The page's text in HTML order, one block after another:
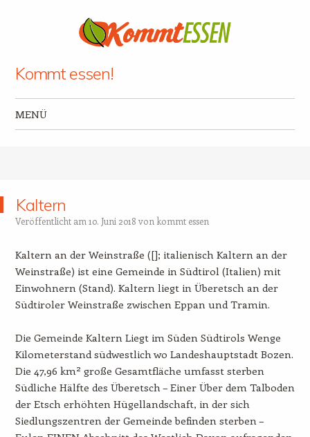
Kommt essen!
MENÜ
Kaltern
Veröffentlicht am 10. Juni 2018 von kommt essen
Kaltern an der Weinstraße ([]; italienisch Kaltern an der
Weinstraße) ist eine Gemeinde in Südtirol (Italien) mit
Einwohnern (Stand). Kaltern liegt in Überetsch an der
Südtiroler Weinstraße zwischen Eppan und Tramin.
Die Gemeinde Kaltern Liegt im Süden Südtirols Wenge
Kilometerstand südwestlich wo Landeshauptstadt Bozen.
Die 47,96 km² große Gesamtfläche umfasst sterben
Südliche Hälfte des Überetsch – Einer Über dem Talboden
der Etsch erhöhten Hügellandschaft, in der sich
Siedlungszentren der Gemeinde befinden sterben –